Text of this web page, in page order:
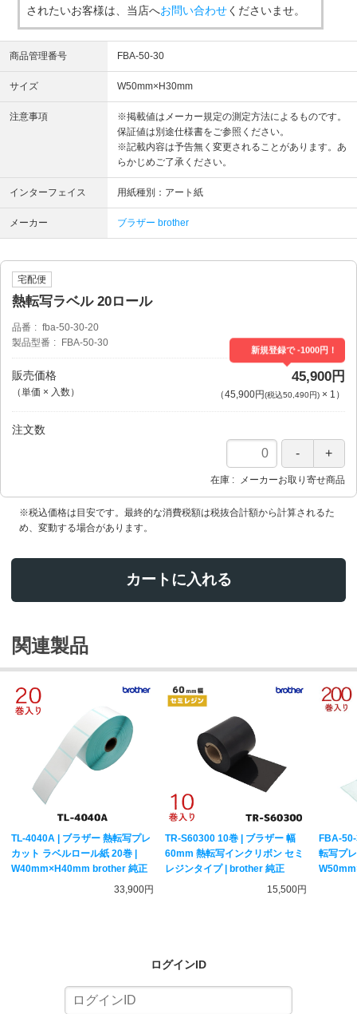
されたいお客様は、当店へお問い合わせくださいませ。
商品管理番号 FBA-50-30
サイズ W50mm×H30mm
注意事項
※掲載値はメーカー規定の測定方法によるものです。
保証値は別途仕様書をご参照ください。
※記載内容は予告無く変更されることがあります。あ
らかじめご了承ください。
インターフェイス 用紙種別：アート紙
メーカー ブラザー brother
宅配便
熱転写ラベル 20ロール
品番
fba-50-30-20
製品型番
FBA-50-30
販売価格
（単価 × 入数）
新規登録で -1000円！
45,900円
（45,900円(税込50,490円)× 1 ）
注文数
在庫 メーカーお取り寄せ商品
※税込価格は目安です。最終的な消費税額は税抜合計額から計算されるた
め、変動する場合があります。
カートに入れる
関連製品
TL-4040A | ブラザー 熱転写プレ
カット ラベルロール紙 20巻 |
W40mm×H40mm brother 純正
33,900円
TR-S60300 10巻 | ブラザー 幅
60mm 熱転写インクリボン セミ
レジンタイプ | brother 純正
15,500円
FBA-
転写プ
ログインID